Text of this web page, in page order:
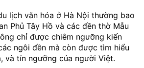
lịch văn hóa ở Hà Nội thường bao
Phủ Tây Hồ và các đền thờ Mẫu
chỉ được chiêm ngưỡng kiến
ngôi đền mà còn được tìm hiểu
và tín ngưỡng của người Việt.